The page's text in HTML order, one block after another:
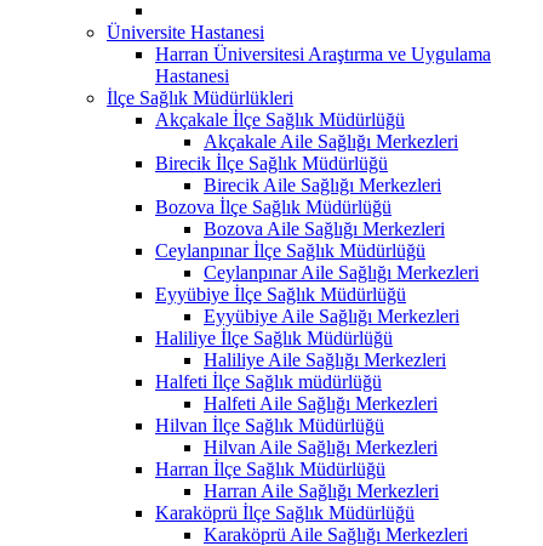
Üniversite Hastanesi
Harran Üniversitesi Araştırma ve Uygulama
Hastanesi
İlçe Sağlık Müdürlükleri
Akçakale İlçe Sağlık Müdürlüğü
Akçakale Aile Sağlığı Merkezleri
Birecik İlçe Sağlık Müdürlüğü
Birecik Aile Sağlığı Merkezleri
Bozova İlçe Sağlık Müdürlüğü
Bozova Aile Sağlığı Merkezleri
Ceylanpınar İlçe Sağlık Müdürlüğü
Ceylanpınar Aile Sağlığı Merkezleri
Eyyübiye İlçe Sağlık Müdürlüğü
Eyyübiye Aile Sağlığı Merkezleri
Haliliye İlçe Sağlık Müdürlüğü
Haliliye Aile Sağlığı Merkezleri
Halfeti İlçe Sağlık müdürlüğü
Halfeti Aile Sağlığı Merkezleri
Hilvan İlçe Sağlık Müdürlüğü
Hilvan Aile Sağlığı Merkezleri
Harran İlçe Sağlık Müdürlüğü
Harran Aile Sağlığı Merkezleri
Karaköprü İlçe Sağlık Müdürlüğü
Karaköprü Aile Sağlığı Merkezleri